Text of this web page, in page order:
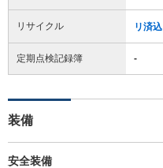
リサイクル リ済込
定期点検記録簿 -
装備
安全装備